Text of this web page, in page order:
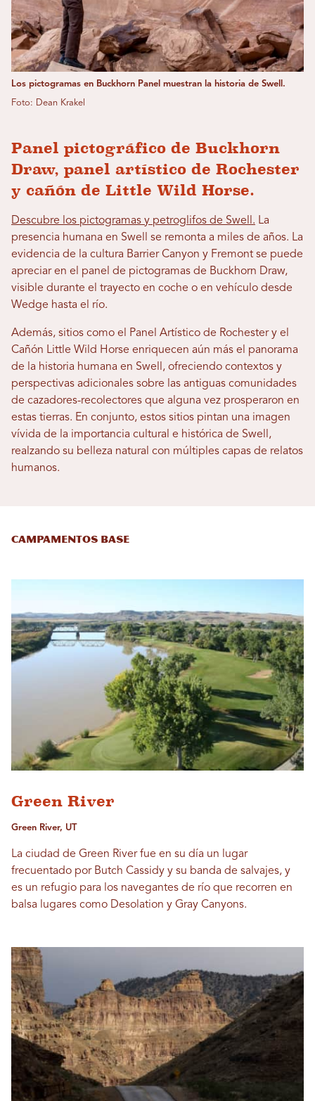
Los pictogramas en Buckhorn Panel muestran la historia de Swell.
Foto: Dean Krakel
Panel pictográfico de Buckhorn
Draw, panel artístico de Rochester
y cañón de Little Wild Horse.
Descubre los pictogramas y petroglifos de Swell. La
presencia humana en Swell se remonta a miles de años. La
evidencia de la cultura Barrier Canyon y Fremont se puede
apreciar en el panel de pictogramas de Buckhorn Draw,
visible durante el trayecto en coche o en vehículo desde
Wedge hasta el río.
Además, sitios como el Panel Artístico de Rochester y el
Cañón Little Wild Horse enriquecen aún más el panorama
de la historia humana en Swell, ofreciendo contextos y
perspectivas adicionales sobre las antiguas comunidades
de cazadores-recolectores que alguna vez prosperaron en
estas tierras. En conjunto, estos sitios pintan una imagen
vívida de la importancia cultural e histórica de Swell,
realzando su belleza natural con múltiples capas de relatos
humanos.
campamentos base
Green River
Green River, UT
La ciudad de Green River fue en su día un lugar
frecuentado por Butch Cassidy y su banda de salvajes, y
es un refugio para los navegantes de río que recorren en
balsa lugares como Desolation y Gray Canyons.